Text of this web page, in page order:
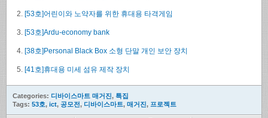
[53호]어린이와 노약자를 위한 휴대용 타격게임
[53호]Ardu-economy bank
[38호]Personal Black Box 소형 단말 개인 보안 장치
[41호]휴대용 미세 섬유 제작 장치
Categories: 디바이스마트 매거진, 특집
Tags: 53호, ict, 공모전, 디바이스마트, 매거진, 프로젝트